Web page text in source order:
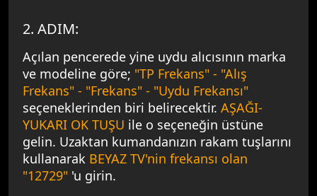
2. ADIM:
Açılan pencerede yine uydu alıcısının marka
ve modeline göre; "TP Frekans" - "Alış
Frekans" - "Frekans" - "Uydu Frekansı"
seçeneklerinden biri belirecektir. AŞAĞI-
YUKARI OK TUŞU ile o seçeneğin üstüne
gelin. Uzaktan kumandanızın rakam tuşlarını
kullanarak BEYAZ TV'nin frekansı olan
"12729" 'u girin.